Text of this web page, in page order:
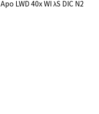
Apo LWD 40x WI λS DIC N2